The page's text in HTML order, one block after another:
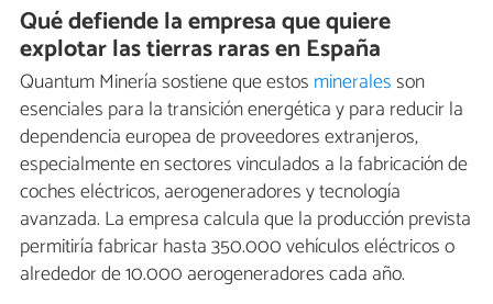
Qué defiende la empresa que quiere
explotar las tierras raras en España
Quantum Minería sostiene que estos mineralesson
esenciales para la transición energética y para reducir la
dependencia europea de proveedores extranjeros,
especialmente en sectores vinculados a la fabricación de
coches eléctricos, aerogeneradores y tecnología
avanzada. La empresa calcula que la producción prevista
permitiría fabricar hasta 350.000 vehículos eléctricos o
alrededor de 10.000 aerogeneradores cada año.